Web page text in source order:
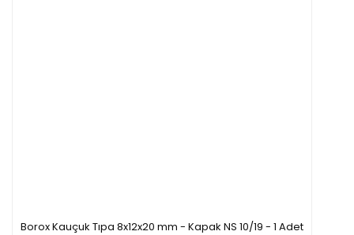
Borox Kauçuk Tıpa 8x12x20 mm - Kapak NS 10/19 - 1 Adet